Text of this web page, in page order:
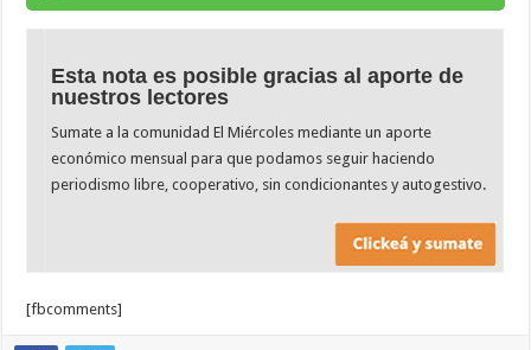
Esta nota es posible gracias al aporte de
nuestros lectores
Sumate a la comunidad El Miércoles mediante un aporte
económico mensual para que podamos seguir haciendo
periodismo libre, cooperativo, sin condicionantes y autogestivo.
[fbcomments]